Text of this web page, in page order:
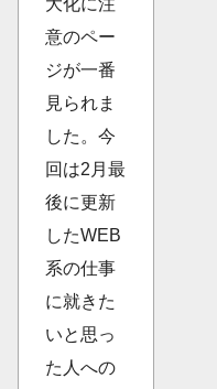
意のペー
ジが一番
見られま
した。今
回は2月最
後に更新
したWEB
系の仕事
に就きた
いと思っ
た人への